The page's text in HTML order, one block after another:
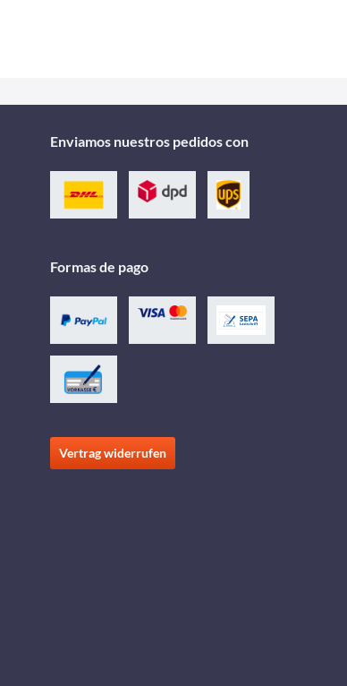
Enviamos nuestros pedidos con
Formas de pago
Vertrag widerrufen